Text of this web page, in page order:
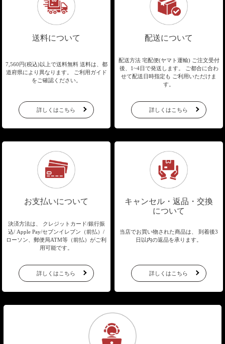
送料について
7,560円(税込)以上で送料無料送料は、都
道府県により異なります。
ご利用ガイド
をご確認ください。
詳しくはこちら
配送について
配送方法 宅配便(ヤマト運輸) ご注文受付
後、1~4日で発送します。
ご都合に合わ
せて配送日時指定も ご利用いただけま
す。
詳しくはこちら
お支払いについて
決済方法は、 クレジットカード/銀行振
込/ Apple Pay/セブンイレブン（前払）/
ローソン、郵便局ATM等（前払）がご利
用可能です。
詳しくはこちら
キャンセル・返品・交換
について
当店でお買い物された商品は、
到着後3
日以内の返品を承ります。
詳しくはこちら